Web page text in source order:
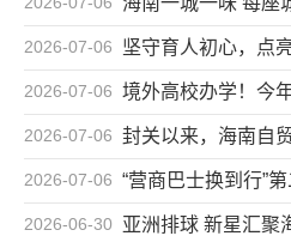
2026-07-06 坚守育人初心，点
2026-07-06 境外高校办学！今
2026-07-06 封关以来，海南自
2026-07-06 “营商巴士换到行”
2026-06-30 亚洲排球 新星汇聚